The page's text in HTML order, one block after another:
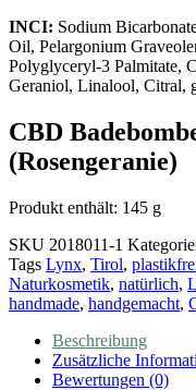
INCI: Sodium
Oil, Pelargonium
Polyglyceryl-3 Palmitate,
Geraniol, Linalool, Citral,
CBD
(Rosengeranie)
Produkt enthält: 145 g
SKU 2018011-1
Tags Lynx, Tirol,
Naturkosmetik, natürlich,
handmade, handgemacht,
Beschreibung
Zusätzliche
Bewertungen (0)